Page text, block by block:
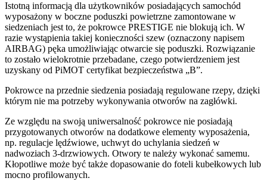
Istotną informacją dla użytkowników posiadających samochód
wyposażony w boczne poduszki powietrzne zamontowane w
siedzeniach jest to, że pokrowce PRESTIGE nie blokują ich. W
razie wystąpienia takiej konieczności szew (oznaczony napisem
AIRBAG) pęka umożliwiając otwarcie się poduszki. Rozwiązanie
to zostało wielokrotnie przebadane, czego potwierdzeniem jest
uzyskany od PiMOT certyfikat bezpieczeństwa „B”.
Pokrowce na przednie siedzenia posiadają regulowane rzepy, dzięki
którym nie ma potrzeby wykonywania otworów na zagłówki.
Ze względu na swoją uniwersalność pokrowce nie posiadają
przygotowanych otworów na dodatkowe elementy wyposażenia,
np. regulacje lędźwiowe, uchwyt do uchylania siedzeń w
nadwoziach 3-drzwiowych. Otwory te należy wykonać samemu.
Kłopotliwe może być także dopasowanie do foteli kubełkowych lub
mocno profilowanych.